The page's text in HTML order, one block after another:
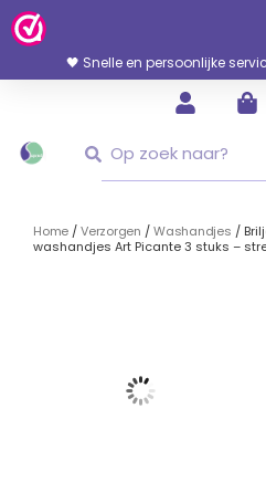
Ga
Naar
Inhoud
🖤 Snelle en persoonlijke
Home /Verzorgen /Washandjes /
washandjes Art Picante 3 stuks –